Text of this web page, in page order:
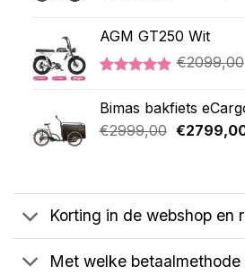
gebaseerd
op
klantbeoordelingen
AGM GT250 Wit
5.00
op 5
gebaseerd
op
klantbeoordeling
€2099,00
Bimas bakfiets
€2999,00 €
Korting in de webshop en
Met welke betaalmethode